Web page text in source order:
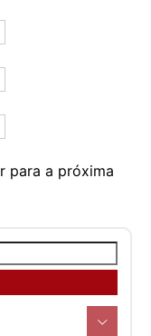
para a próxima